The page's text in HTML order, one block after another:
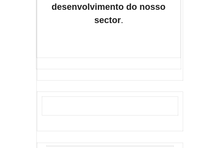
desenvolvimento do nosso
sector.